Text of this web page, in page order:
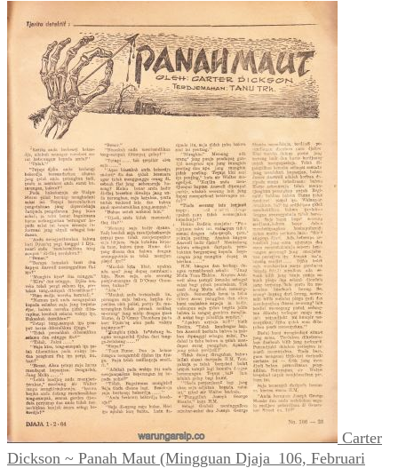
Carter
Dickson ~ Panah Maut (Mingguan Djaja_106, Februari